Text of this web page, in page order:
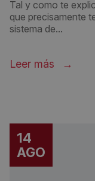
Tal y como te
que precisamente
sistema de...
Leer más
14
AGO